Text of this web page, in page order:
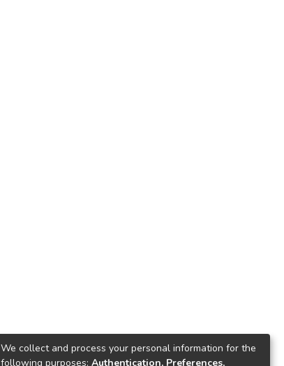
We collect and process your personal information for the
following purposes: Authentication, Preferences,